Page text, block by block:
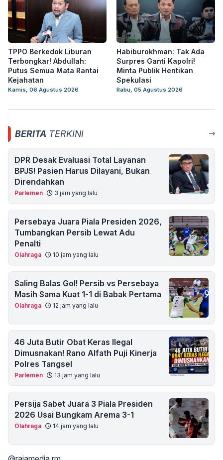
TPPO Berkedok Liburan
Terbongkar! Abdullah:
Putus Semua Mata Rantai
Kejahatan
Kamis, 06 Agustus 2026
Habiburokhman: Tak Ada
Surpres Ganti Kapolri!
Minta Publik Hentikan
Spekulasi
Rabu, 05 Agustus 2026
BERITA TERKINI
DPR Desak Evaluasi Total Layanan
BPJS! Pasien Harus Dilayani, Bukan
Direndahkan
Parlemen 3 jam yang lalu
Persebaya Juara Piala Presiden 2026,
Tumbangkan Persib Lewat Adu
Penalti
Olahraga 10 jam yang lalu
Saling Balas Gol! Persib vs Persebaya
Masih Sama Kuat 1-1 di Babak Pertama
Olahraga 12 jam yang lalu
46 Juta Butir Obat Keras Ilegal
Dimusnakan! Rano Alfath Puji Kinerja
Polres Tangsel
Parlemen 13 jam yang lalu
Persija Sabet Juara 3 Piala Presiden
2026 Usai Bungkam Arema 3-1
Olahraga 14 jam yang lalu